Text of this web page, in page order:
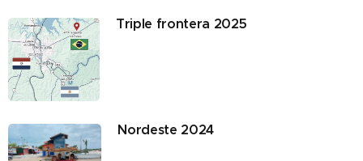
Triple frontera 2025
Nordeste 2024